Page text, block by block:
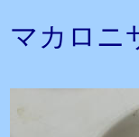
マカロニ